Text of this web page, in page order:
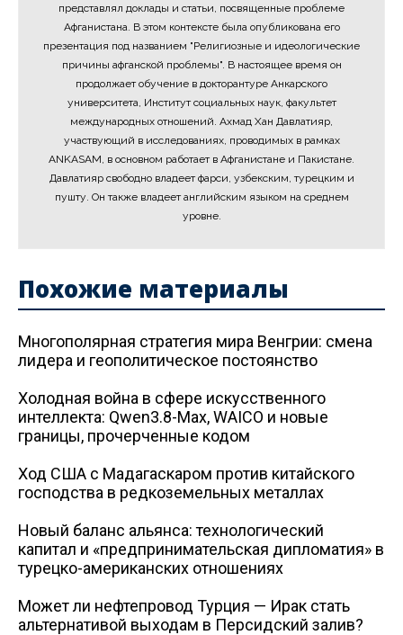
представлял доклады и статьи, посвященные проблеме
Афганистана. В этом контексте была опубликована его
презентация под названием "Религиозные и идеологические
причины афганской проблемы". В настоящее время он
продолжает обучение в докторантуре Анкарского
университета, Институт социальных наук, факультет
международных отношений. Ахмад Хан Давлатияр,
участвующий в исследованиях, проводимых в рамках
ANKASAM, в основном работает в Афганистане и Пакистане.
Давлатияр свободно владеет фарси, узбекским, турецким и
пушту. Он также владеет английским языком на среднем
уровне.
Похожие материалы
Многополярная стратегия мира Венгрии: смена
лидера и геополитическое постоянство
Холодная война в сфере искусственного
интеллекта: Qwen3.8-Max, WAICO и новые
границы, прочерченные кодом
Ход США с Мадагаскаром против китайского
господства в редкоземельных металлах
Новый баланс альянса: технологический
капитал и «предпринимательская дипломатия» в
турецко-американских отношениях
Может ли нефтепровод Турция — Ирак стать
альтернативой выходам в Персидский залив?